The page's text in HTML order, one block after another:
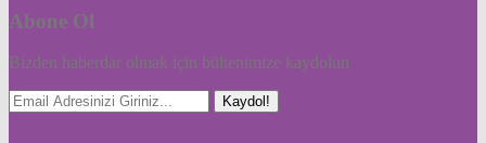
Abone Ol
Bizden haberdar olmak için bültenimize kaydolun
Kaydol!